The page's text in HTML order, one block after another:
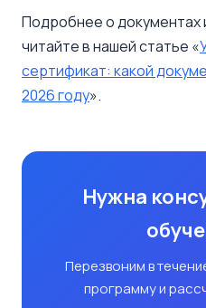
Подробнее о документах
читайте в нашей статье «
сертификат: какой
2026 году».
Нужна
Перезвоним в
программу и